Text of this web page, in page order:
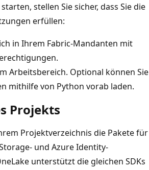
stellen Sie sicher, dass Sie die
erfüllen:
in Ihrem Fabric-Mandanten mit
Arbeitsbereich. Optional können Sie
mithilfe von Python vorab laden.
Projekts
Projektverzeichnis die Pakete für
und Azure Identity-
unterstützt die gleichen SDKs